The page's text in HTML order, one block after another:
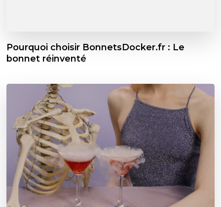
Pourquoi choisir BonnetsDocker.fr : Le
bonnet réinventé